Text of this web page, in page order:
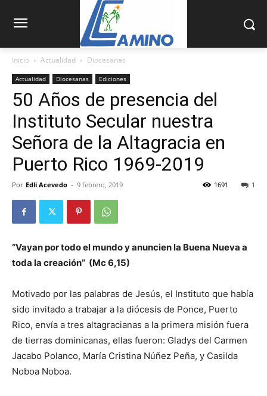
Inicio Actualidad Diocesanas
Actualidad Diocesanas Ediciones
50 Años de presencia del
Instituto Secular nuestra
Señora de la Altagracia en
Puerto Rico 1969-2019
Por Edli Acevedo - 9 febrero, 2019 1
1691
“Vayan por todo el mundo y anuncien la Buena Nueva a
toda la creación” (Mc 6,15)
Motivado por las pala­bras de Jesús, el Instituto que había
sido invitado a trabajar a la diócesis de Ponce, Puerto
Rico, envía a tres altagracianas a la pri­mera misión fuera
de ­tierras dominicanas, ellas fueron: Gladys del Carmen
Jacabo Polanco, María Cristina Núñez Peña, y Casilda
Noboa Noboa.